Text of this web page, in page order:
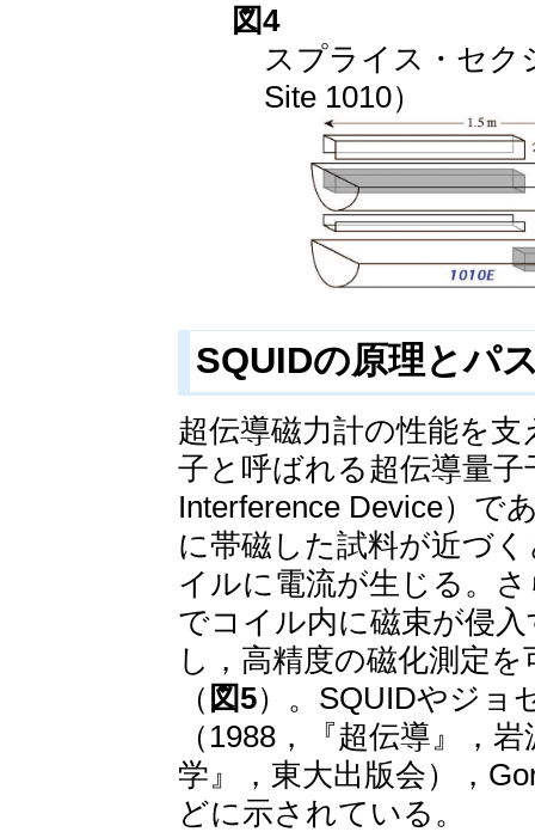
図4
スプライス・セク
Site 1010）
SQUIDの原理とパ
超伝導磁力計の性能を
子と呼ばれる超伝導量子
Interference Device）で
に帯磁した試料が近づ
イルに電流が生じる。
でコイル内に磁束が侵
し，高精度の磁化測定
（ 図5）。SQUIDやジョ
（1988，『超伝導』，
学』，東大出版会），
どに示されている。